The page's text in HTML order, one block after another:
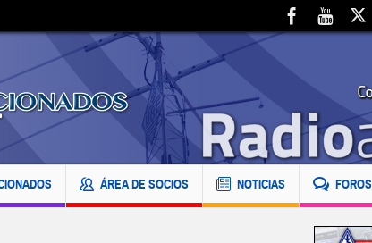
ÁREA DE SOCIOS NOTICIAS FOROS